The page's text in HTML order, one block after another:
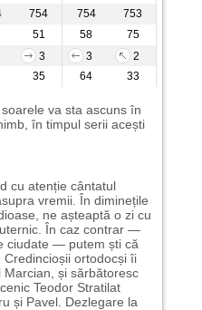
754 754
753
51 58
75
3 3
2
35 64 33
va sta ascuns în
în timpul serii acești
cu atenție cântatul
vremii. În diminețile
ne așteaptă o zi cu
În caz contrar —
ciudate — putem ști că
ortodocși îi
Marcian, și sărbătoresc
Teodor Stratilat
și Pavel. Dezlegare la